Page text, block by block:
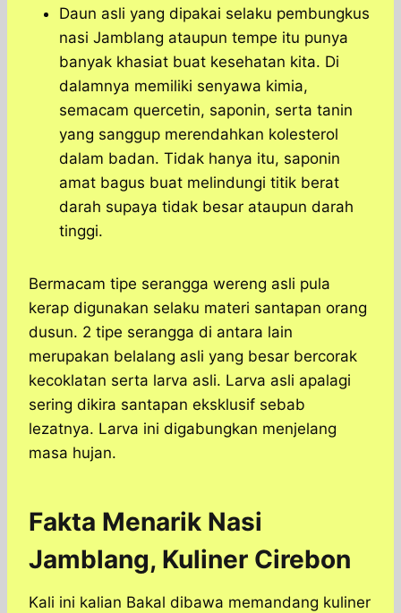
Daun asli yang dipakai selaku pembungkus
nasi Jamblang ataupun tempe itu punya
banyak khasiat buat kesehatan kita. Di
dalamnya memiliki senyawa kimia,
semacam quercetin, saponin, serta tanin
yang sanggup merendahkan kolesterol
dalam badan. Tidak hanya itu, saponin
amat bagus buat melindungi titik berat
darah supaya tidak besar ataupun darah
tinggi.
Bermacam tipe serangga wereng asli pula
kerap digunakan selaku materi santapan orang
dusun. 2 tipe serangga di antara lain
merupakan belalang asli yang besar bercorak
kecoklatan serta larva asli. Larva asli apalagi
sering dikira santapan eksklusif sebab
lezatnya. Larva ini digabungkan menjelang
masa hujan.
Fakta Menarik Nasi
Jamblang, Kuliner Cirebon
Kali ini kalian Bakal dibawa memandang kuliner